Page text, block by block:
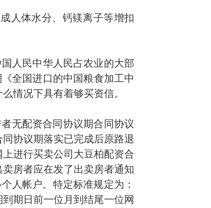
人体水分、钙镁离子等增扣
人民中华人民占农业的大部
《全国进口的中国粮食加工中
情况下具有着够买资信。
无配资合同协议期合同协议
协议期落实已完成后原路退
进行买卖公司大豆柏配资合
房者应在发了出卖房者通知
人帐户。特定标准规定为：
期日前一位月到结尾一位网